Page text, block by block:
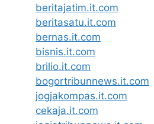
beritajatim.it.com
beritasatu.it.com
bernas.it.com
bisnis.it.com
brilio.it.com
bogortribunnews.it.com
jogjakompas.it.com
cekaja.it.com